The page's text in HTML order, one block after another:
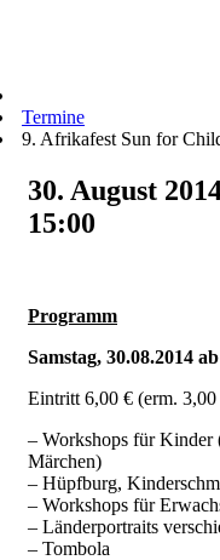
Termine
9. Afrikafest Sun for
30. August
15:00
Programm
Samstag, 30.08.2014
Eintritt 6,00 € (erm.
– Workshops für Kinder
Märchen)
– Hüpfburg,
– Workshops für
– Länderportraits
– Tombola